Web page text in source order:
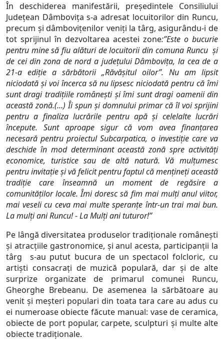
În deschiderea manifestării, preşedintele Consiliului
Judeţean Dâmboviţa s-a adresat locuitorilor din Runcu,
precum şi dâmboviţenilor veniţi la târg, asigurându-i de
tot sprijinul în dezvoltarea acestei zone:”Este o bucurie
pentru mine să fiu alături de locuitorii din comuna Runcu şi
de cei din zona de nord a judeţului Dâmboviţa, la cea de a
21-a ediţie a sărbătorii „Răvăşitul oilor”. Nu am lipsit
niciodată şi voi încerca să nu lipsesc niciodată pentru că îmi
sunt dragi tradiţiile româneşti şi îmi sunt dragi oamenii din
această zonă.(…) Îi spun şi domnului primar că îl voi sprijini
pentru a finaliza lucrările pentru apă şi celelalte lucrări
începute. Sunt aproape sigur că vom avea finanţarea
necesară pentru proiectul Subcarpatica, o investiţie care va
deschide în mod determinant această zonă spre activităţi
economice, turistice sau de altă natură. Vă mulţumesc
pentru invitaţie şi vă felicit pentru faptul că menţineţi această
tradiţie care înseamnă un moment de regăsire a
comunităţilor locale. Îmi doresc să fim mai mulţi anul viitor,
mai veseli cu ceva mai multe speranţe într-un trai mai bun.
La mulţi ani Runcu! - La Mulţi ani tuturor!”
Pe lângă diversitatea produselor tradiţionale româneşti
şi atracţiile gastronomice, şi anul acesta, participanţii la
târg s-au putut bucura de un spectacol folcloric, cu
artişti consacraţi de muzică populară, dar şi de alte
surprize organizate de primarul comunei Runcu,
Gheorghe Brebeanu. De asemenea la sărbătoare au
venit şi meşteri populari din toata tara care au adus cu
ei numeroase obiecte făcute manual: vase de ceramica,
obiecte de port popular, carpete, sculpturi şi multe alte
obiecte tradiţionale.